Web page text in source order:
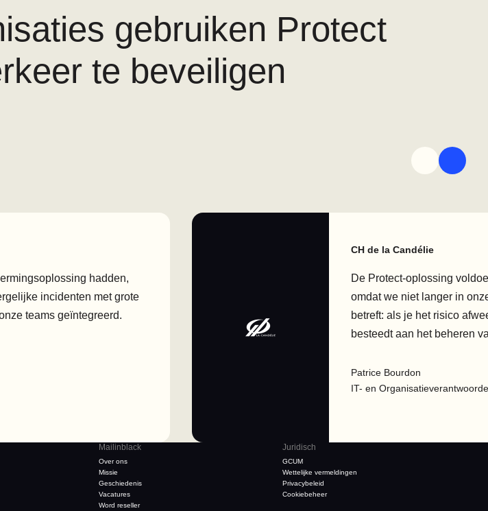
gebruiken Protect
te beveiligen
hadden,
incidenten met grote
teams geïntegreerd.
CH de la Candélie
De Protect-oplossing
omdat we niet langer in
betreft: als je het risico
besteedt aan het beheren
Patrice Bourdon
IT- en
Mailinblack
Over ons
Missie
Geschiedenis
Vacatures
Word reseller
Juridisch
GCUM
Wettelijke vermeldingen
Privacybeleid
Cookiebeheer